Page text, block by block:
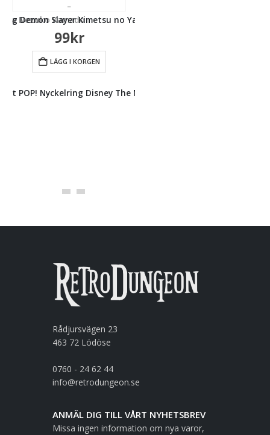
Nezuko Kamado
Demon Slayer Kimetsu no Yaiba Tanjiro Kamado
99kr
LÄGG I KORGEN
POP! Nyckelring Disney The Nightmare Before Christmas
Rådjursvägen 23
463 72 Lödöse
0760 - 24 62 44
info@retrodungeon.se
ANMÄL DIG TILL VÅRT NYHETSBREV
Missa ingen information om nya varor,